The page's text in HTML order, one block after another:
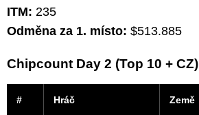
ITM: 235
Odměna za 1. místo: $513.885
Chipcount Day 2 (Top 10 + CZ)
# Hráč Země